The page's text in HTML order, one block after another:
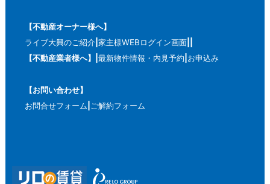
【不動産オーナー様へ】
ライブ大興のご紹介 家主様WEBログイン画面
【不動産業者様へ】
最新物件情報・内見予約 お申込み
【お問い合わせ】
お問合せフォーム ご解約フォーム